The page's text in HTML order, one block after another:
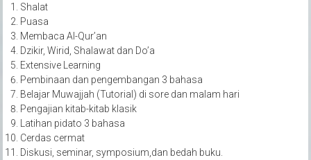
Shalat
Puasa
Membaca Al-Qur’an
Dzikir, Wirid, Shalawat dan Do’a
Extensive Learning
Pembinaan dan pengembangan 3 bahasa
Belajar Muwajjah (Tutorial) di sore dan malam hari
Pengajian kitab-kitab klasik
Latihan pidato 3 bahasa
Cerdas cermat
Diskusi, seminar, symposium,dan bedah buku.